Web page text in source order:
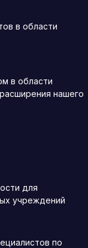
в области
в области
нашего
для
учреждений
по